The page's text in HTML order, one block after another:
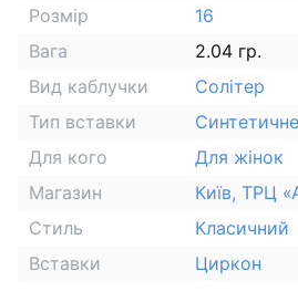
Розмір
16
Вага
2.04 гр.
Вид каблучки
Солітер
Тип вставки
Для кого
Для жінок
Магазин
Київ, ТРЦ
Стиль
Класичний
Вставки
Циркон